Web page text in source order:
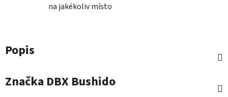
na jakékoliv místo
Popis
Značka DBX Bushido